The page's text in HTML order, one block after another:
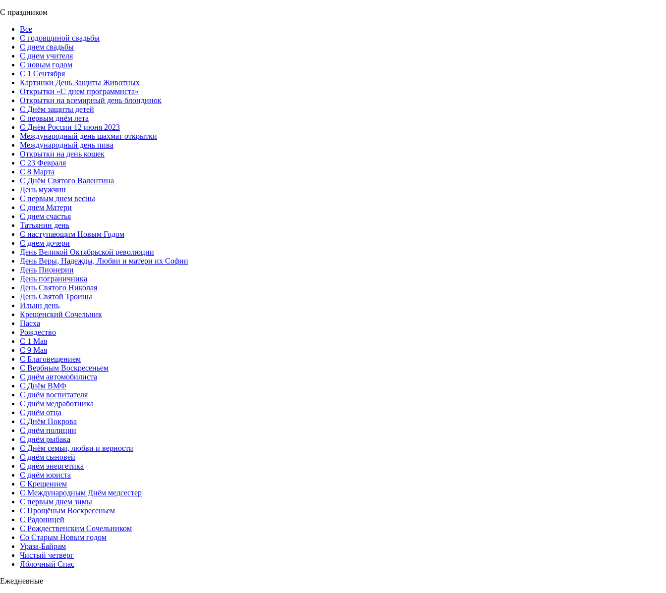
С праздником
Все
С годовщиной свадьбы
С днем свадьбы
С днем учителя
С новым годом
С 1 Сентября
Картинки День Защиты Животных
Открытки «‎С днем программиста»‎
Открытки на всемирный день блондинок
С Днём защиты детей
С первым днём лета
С Днём России 12 июня 2023
Международный день шахмат открытки
Международный день пива
Открытки на день кошек
С 23 Февраля
С 8 Марта
С Днём Святого Валентина
День мужчин
С первым днем весны
С днем Матери
C днем счастья
Татьянин день
C наступающим Новым Годом
C днем дочери
День Великой Октябрьской революции
День Веры, Надежды, Любви и матери их Софии
День Пионерии
День пограничника
День Святого Николая
День Святой Троицы
Ильин день
Крещенский Сочельник
Пасха
Рождество
С 1 Мая
С 9 Мая
С Благовещением
С Вербным Воскресеньем
С днём автомобилиста
С Днём ВМФ
С днём воспитателя
С днём медработника
С днём отца
С Днём Покрова
С днём полиции
С днём рыбака
С Днём семьи, любви и верности
С днём сыновей
С днём энергетика
С днём юриста
С Крещением
С Международным Днём медсестер
С первым днем зимы
С Прощёным Воскресеньем
С Радоницей
С Рождественским Сочельником
Со Старым Новым годом
Ураза-Байрам
Чистый четверг
Яблочный Спас
Ежедневные